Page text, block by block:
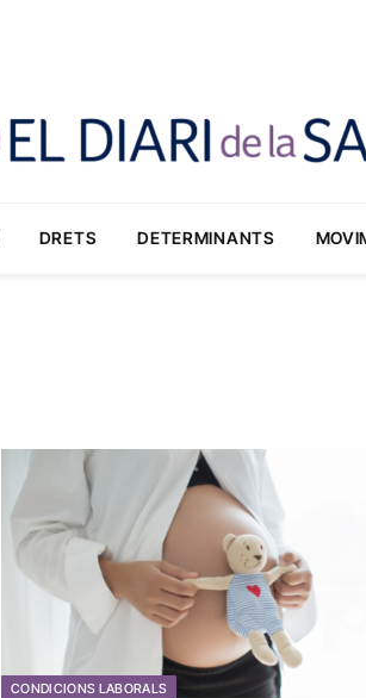
DRETS DETERMINANTS
CONDICIONS LABORALS